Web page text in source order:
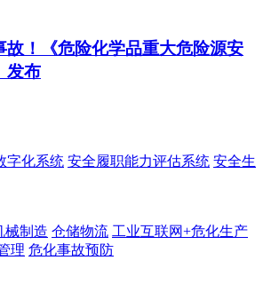
故！《危险化学品重大危险源安
发布
字化系统 安全履职能力评估系统 安全生
械制造 仓储物流 工业互联网+危化生产
理 危化事故预防